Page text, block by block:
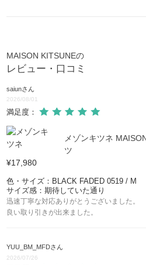
MAISON KITSUNEの
レビュー・口コミ
saiunさん
2026/08/01
満足度：
メゾンキツネ
ツ
¥17,980
色・サイズ：BLACK FADED 0519 / M
サイズ感：期待していた通り
迅速丁寧な対応ありがとうございました。
良い取り引きが出来ました。
YUU_BM_MFDさん
2026/07/26